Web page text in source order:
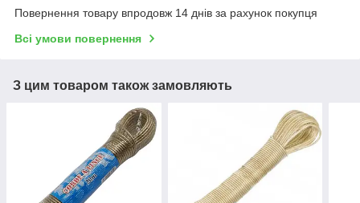
Повернення товару впродовж 14 днів за рахунок покупця
Всі умови повернення
З цим товаром також замовляють